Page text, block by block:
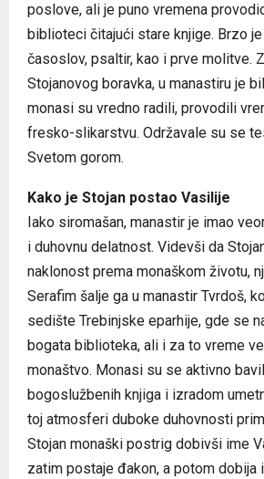
poslove, ali je puno vremena
biblioteci čitajući stare knjige. Brzo
časoslov, psaltir, kao i prve molitve.
Stojanovog boravka, u manastiru je
monasi su vredno radili, provodili
fresko-slikarstvu. Održavale su se
Svetom gorom.
Kako je Stojan postao Vasilije
Iako siromašan, manastir je imao
i duhovnu delatnost. Videvši da
naklonost prema monaškom životu,
Serafim šalje ga u manastir Tvrdoš,
sedište Trebinjske eparhije, gde se
bogata biblioteka, ali i za to vreme
monaštvo. Monasi su se aktivno
bogoslužbenih knjiga i izradom
toj atmosferi duboke duhovnosti
Stojan monaški postrig dobivši ime
zatim postaje đakon, a potom dobija